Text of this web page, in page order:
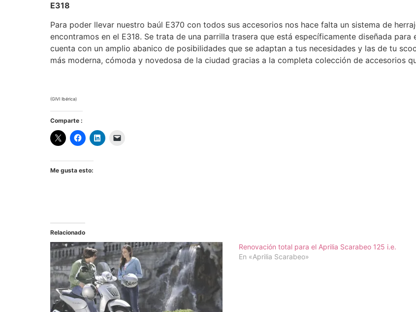
E318
Para poder llevar nuestro baúl E370 con todos sus accesorios nos hace falta un sistema de
encontramos en el E318. Se trata de una parrilla trasera que está específicamente diseñada
cuenta con un amplio abanico de posibilidades que se adaptan a tus necesidades y las de tu
más moderna, cómoda y novedosa de la ciudad gracias a la completa colección de accesorios
(GIVI Ibérica)
Comparte :
Me gusta esto:
Relacionado
Renovación total para el Aprilia Scarabeo 125 i.e.
En «Aprilia Scarabeo»